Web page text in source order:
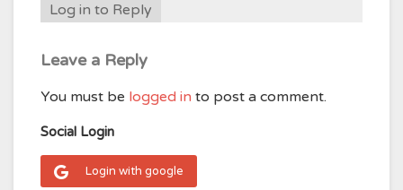
Log in to Reply
Leave a Reply
You must be logged in to post a comment.
Social Login
Login with google